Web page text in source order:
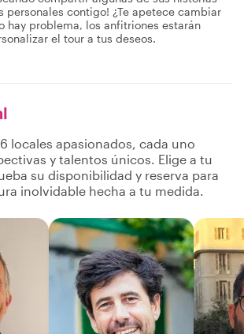
personales contigo! ¿Te apetece cambiar
hay problema, los anfitriones estarán
el tour a tus deseos.
locales apasionados, cada uno
y talentos únicos. Elige a tu
su disponibilidad y reserva para
inolvidable hecha a tu medida.